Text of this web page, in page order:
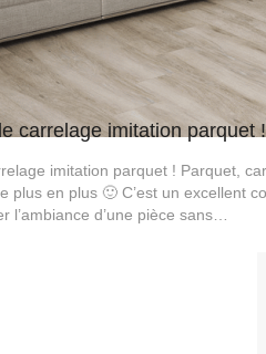
carrelage imitation parquet !
imitation parquet ! Parquet,
plus en plus 🙂 C’est un excellent
l’ambiance d’une pièce sans…